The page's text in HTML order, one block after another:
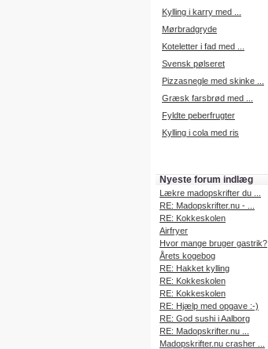
Kylling i karry med ...
Mørbradgryde
Koteletter i fad med ...
Svensk pølseret
Pizzasnegle med skinke ...
Græsk farsbrød med ...
Fyldte peberfrugter
Kylling i cola med ris
Nyeste forum indlæg
Lækre madopskrifter du ...
RE: Madopskrifter.nu - ...
RE: Kokkeskolen
Airfryer
Hvor mange bruger gastrik?
Årets kogebog
RE: Hakket kylling
RE: Kokkeskolen
RE: Kokkeskolen
RE: Hjælp med opgave :-)
RE: God sushi i Aalborg
RE: Madopskrifter.nu ...
Madopskrifter.nu crasher ...